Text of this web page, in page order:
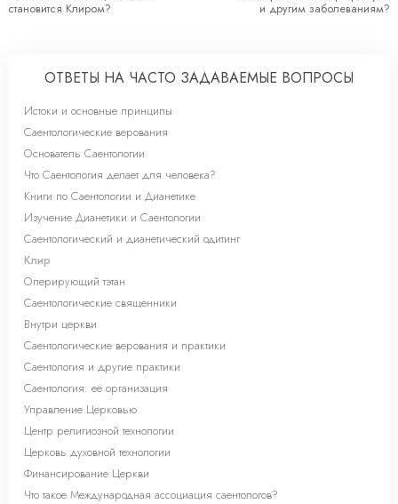
становится Клиром? и другим заболеваниям?
ОТВЕТЫ НА ЧАСТО ЗАДАВАЕМЫЕ ВОПРОСЫ
Истоки и основные принципы
Саентологические верования
Основатель Саентологии
Что Саентология делает для человека?
Книги по Саентологии и Дианетике
Изучение Дианетики и Саентологии
Саентологический и дианетический одитинг
Клир
Оперирующий тэтан
Саентологические священники
Внутри церкви
Саентологические верования и практики
Саентология и другие практики
Саентология: её организация
Управление Церковью
Центр религиозной технологии
Церковь духовной технологии
Финансирование Церкви
Что такое Международная ассоциация саентологов?